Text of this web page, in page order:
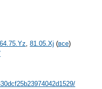
64.75.Yz 81.05.Xj (все)